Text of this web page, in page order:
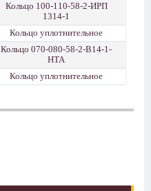
Кольцо 100-110-58-2-ИРП
1314-1
Кольцо уплотнительное
Кольцо 070-080-58-2-В14-1-
НТА
Кольцо уплотнительное